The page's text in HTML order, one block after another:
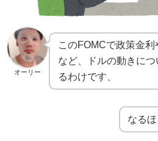
オーリー
このFOMCで政策金
など、ドルの動きに
るわけです、
なるほ